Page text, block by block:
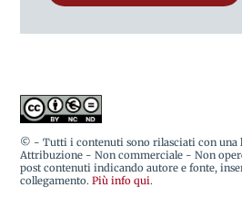
© - Tutti i contenuti sono rilasciati con una
Attribuzione - Non commerciale - Non
post contenuti indicando autore e fonte,
collegamento.Più info qui.